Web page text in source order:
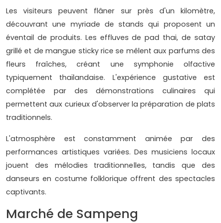
Les visiteurs peuvent flâner sur près d'un kilomètre,
découvrant une myriade de stands qui proposent un
éventail de produits. Les effluves de pad thai, de satay
grillé et de mangue sticky rice se mêlent aux parfums des
fleurs fraîches, créant une symphonie olfactive
typiquement thaïlandaise. L'expérience gustative est
complétée par des démonstrations culinaires qui
permettent aux curieux d'observer la préparation de plats
traditionnels.
L'atmosphère est constamment animée par des
performances artistiques variées. Des musiciens locaux
jouent des mélodies traditionnelles, tandis que des
danseurs en costume folklorique offrent des spectacles
captivants.
Marché de Sampeng